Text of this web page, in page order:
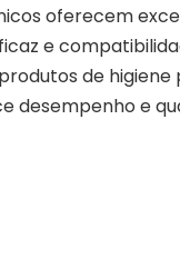
oferecem
e
de higiene
desempenho e